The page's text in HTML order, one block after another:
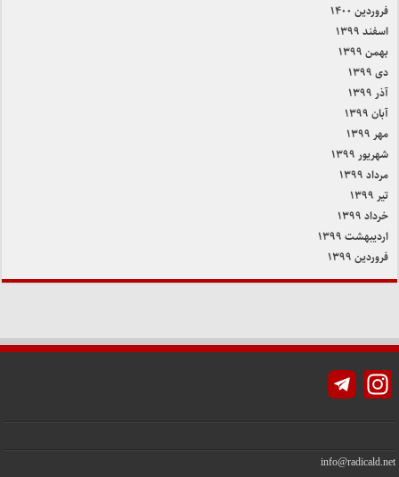
فروردین ۱۴۰۰
اسفند ۱۳۹۹
بهمن ۱۳۹۹
دی ۱۳۹۹
آذر ۱۳۹۹
آبان ۱۳۹۹
مهر ۱۳۹۹
شهریور ۱۳۹۹
مرداد ۱۳۹۹
تیر ۱۳۹۹
خرداد ۱۳۹۹
اردیبهشت ۱۳۹۹
فروردین ۱۳۹۹
Instagram
info@radicald.net